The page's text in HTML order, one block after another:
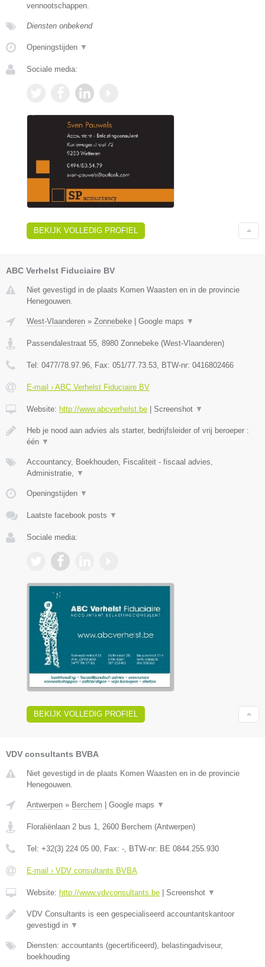
vennootschappen.
Diensten onbekend
Openingstijden ▼
Sociale media:
BEKIJK VOLLEDIG PROFIEL
ABC Verhelst Fiduciaire BV
Niet gevestigd in de plaats Komen Waasten en in de provincie
Henegouwen.
West-Vlaanderen » Zonnebeke | Google maps ▼
Passendalestraat 55 8980 Zonnebeke (West-Vlaanderen)
Tel: 0477/78.97.96 , Fax: 051/77.73.53 , BTW-nr: 0416802466
E-mail › ABC Verhelst Fiduciaire BV
Website: http://www.abcverhelst.be | Screenshot ▼
Heb je nood aan advies als starter, bedrijfsleider of vrij beroeper :
één ▼
Accountancy, Boekhouden, Fiscaliteit - fiscaal advies,
Administratie,
▼
Openingstijden ▼
Laatste facebook posts ▼
Sociale media:
BEKIJK VOLLEDIG PROFIEL
VDV consultants BVBA
Niet gevestigd in de plaats Komen Waasten en in de provincie
Henegouwen.
Antwerpen » Berchem Google maps ▼
Floraliënlaan 2 bus 1, 2600 Berchem (Antwerpen)
Tel: +32(3) 224 05 00, Fax: -, BTW-nr: BE 0844.255.930
E-mail › VDV consultants BVBA
Website: http://www.vdvconsultants.be Screenshot ▼
VDV Consultants is een gespecialiseerd accountantskantoor
gevestigd in ▼
Diensten: accountants (gecertificeerd), belastingadviseur,
boekhouding